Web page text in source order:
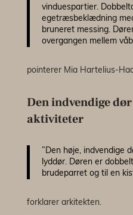
vinduespartier.
egetræsbeklædning
bruneret messing.
overgangen mellem
pointerer Mia Hartelius-
Den indvendige
aktiviteter
”Den høje, indvendige
lyddør. Døren er
brudeparret og til en
forklarer arkitekten.